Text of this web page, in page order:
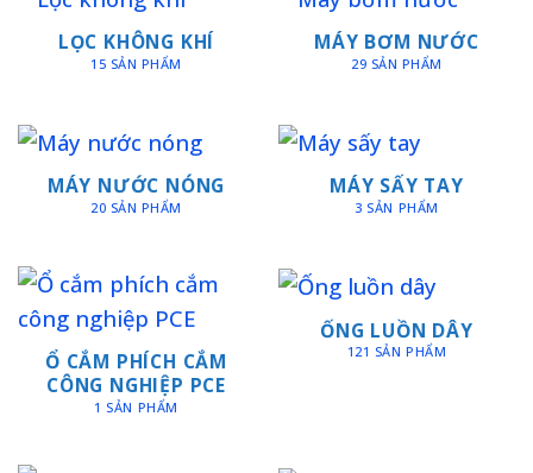
LỌC KHÔNG KHÍ
15 SẢN PHẨM
MÁY BƠM NƯỚC
29 SẢN PHẨM
MÁY NƯỚC NÓNG
20 SẢN PHẨM
MÁY SẤY TAY
3 SẢN PHẨM
Ổ CẮM PHÍCH CẮM
CÔNG NGHIỆP PCE
1 SẢN PHẨM
ỐNG LUỒN DÂY
121 SẢN PHẨM